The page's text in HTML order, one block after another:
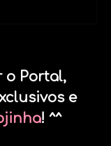
o Portal,
e
! ^^